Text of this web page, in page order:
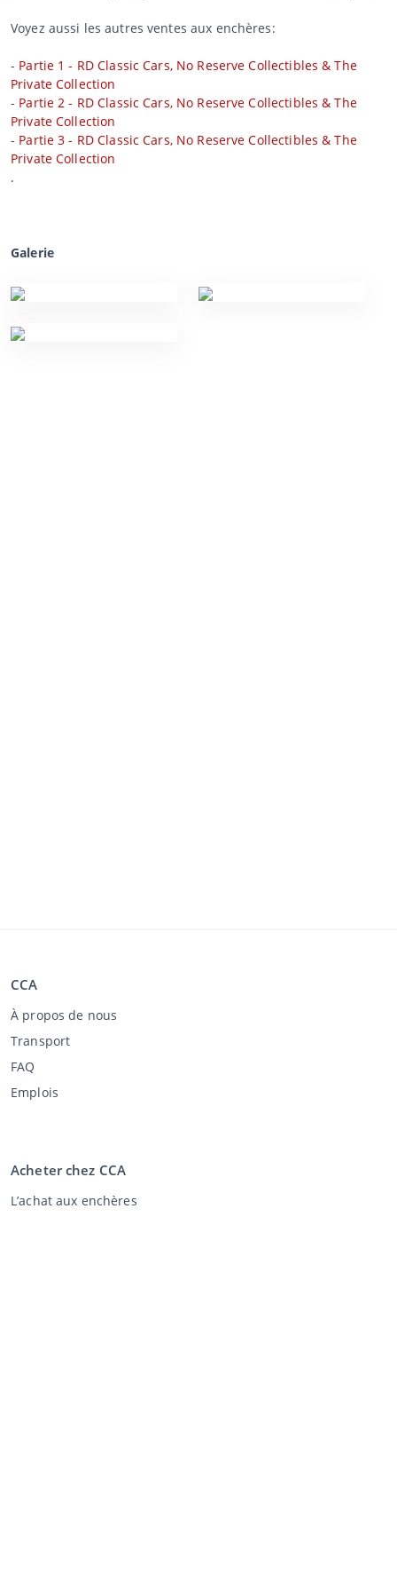
Voyez aussi les autres ventes aux enchères:
- Partie 1 - RD Classic Cars, No Reserve Collectibles & The
Private Collection
- Partie 2 - RD Classic Cars, No Reserve Collectibles & The
Private Collection
- Partie 3 - RD Classic Cars, No Reserve Collectibles & The
Private Collection
.
Galerie
CCA
À propos de nous
Transport
FAQ
Emplois
Acheter chez CCA
L’achat aux enchères